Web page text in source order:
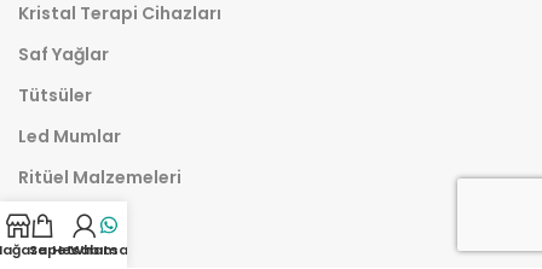
Kristal Terapi Cihazları
Saf Yağlar
Tütsüler
Led Mumlar
Ritüel Malzemeleri
SepetHesabım
Whatsapp